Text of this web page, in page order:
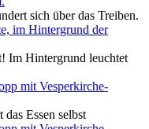
sich über das Treiben.
Im Hintergrund leuchtet
Essen selbst